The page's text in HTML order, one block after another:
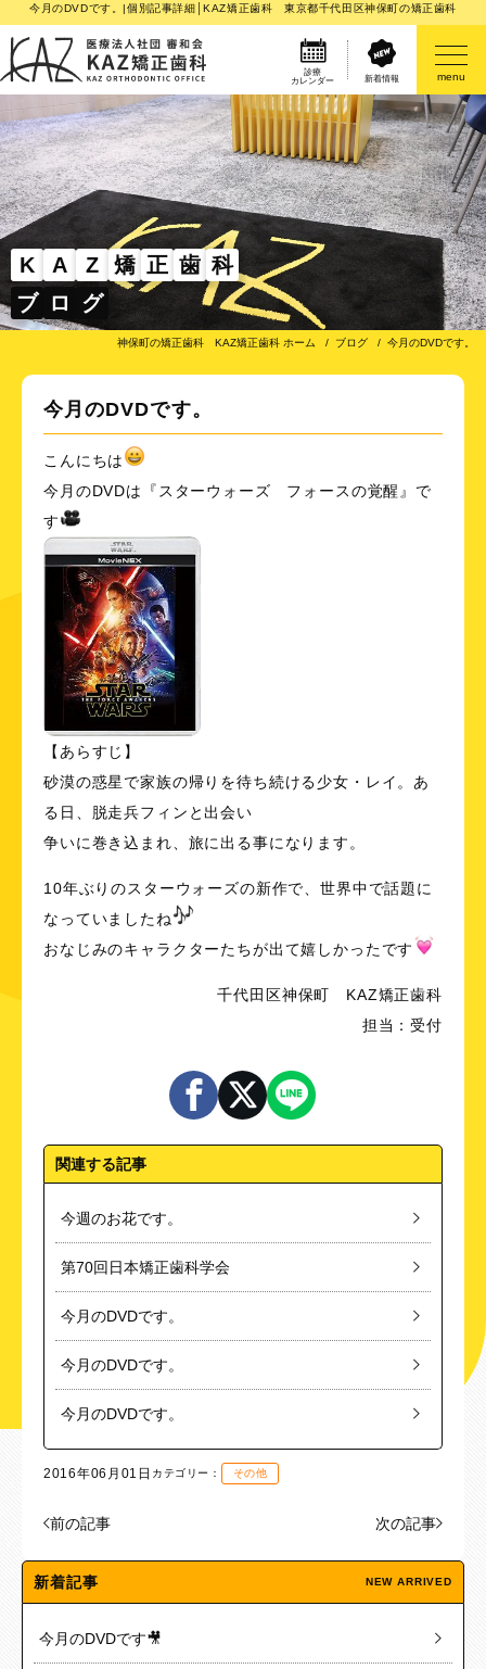
今月のDVDです。|個別記事詳細│KAZ矯正歯科 東京都千代田区神保町の矯正歯科
診療
カレンダー
新着情報 menu
K A Z 矯 正 歯 科
ブ ロ グ
神保町の矯正歯科 KAZ矯正歯科 ホーム ブログ 今月のDVDです。
今月のDVDです。
こんにちは
今月のDVDは『スターウォーズ フォースの覚醒』で
す
【あらすじ】
砂漠の惑星で家族の帰りを待ち続ける少女・レイ。あ
る日、脱走兵フィンと出会い
争いに巻き込まれ、旅に出る事になります。
10年ぶりのスターウォーズの新作で、世界中で話題に
なっていましたね
おなじみのキャラクターたちが出て嬉しかったです
千代田区神保町 KAZ矯正歯科
担当：受付
関連する記事
今週のお花です。
第70回日本矯正歯科学会
今月のDVDです。
今月のDVDです。
今月のDVDです。
2016年06月01日 カテゴリー： その他
前の記事 次の記事
新着記事 NEW ARRIVED
今月のDVDです🎥
医院案内
矯正歯科治療のご案内
矯正装置のご紹介
その他